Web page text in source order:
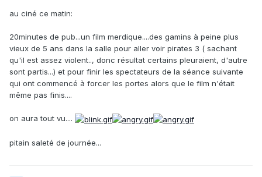
au ciné ce matin:
20minutes de pub...un film merdique....des gamins à peine plus
vieux de 5 ans dans la salle pour aller voir pirates 3 ( sachant
qu'il est assez violent.., donc résultat certains pleuraient, d'autre
sont partis...) et pour finir les spectateurs de la séance suivante
qui ont commencé à forcer les portes alors que le film n'était
même pas finis....
on aura tout vu....
pitain saleté de journée...